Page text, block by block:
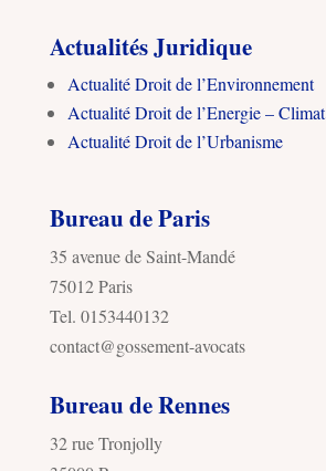
Actualités Juridique
Actualité Droit de l’Environnement
Actualité Droit de l’Energie – Climat
Actualité Droit de l’Urbanisme
Bureau de Paris
35 avenue de Saint-Mandé
75012 Paris
Tel. 0153440132
contact@gossement-avocats
Bureau de Rennes
32 rue Tronjolly